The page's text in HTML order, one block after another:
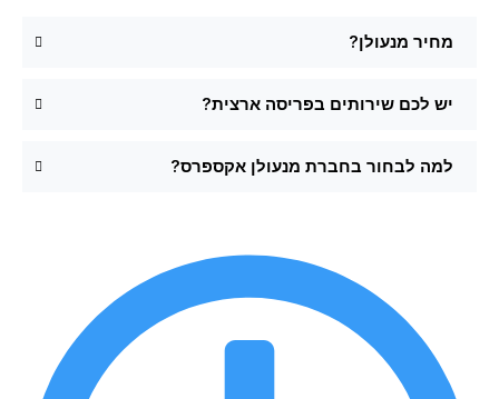
מחיר מנעולן?
יש לכם שירותים בפריסה ארצית?
למה לבחור בחברת מנעולן אקספרס?